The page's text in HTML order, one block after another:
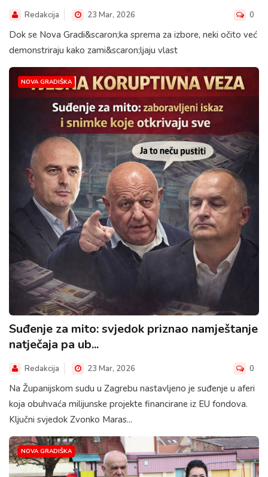
Redakcija 23 Mar, 2026 0
Dok se Nova Gradi&scaron;ka sprema za izbore, neki očito već
demonstriraju kako zami&scaron;ljaju vlast
NOVA GRADIŠKA
Suđenje za mito: svjedok priznao namještanje
natječaja pa ub...
Redakcija 23 Mar, 2026 0
Na Županijskom sudu u Zagrebu nastavljeno je suđenje u aferi
koja obuhvaća milijunske projekte financirane iz EU fondova.
Ključni svjedok Zvonko Maras...
NOVA GRADIŠKA